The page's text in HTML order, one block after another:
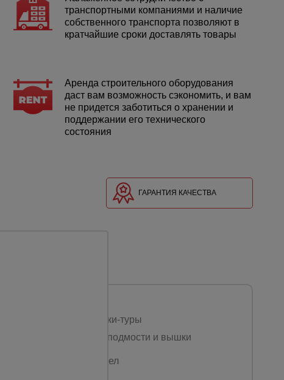
транспортными компаниями и наличие
собственного транспорта позволяют в
кратчайшие сроки доставлять товары
Аренда строительного оборудования
даст вам возможность сэкономить, и вам
не придется заботиться о хранении и
поддержании его технического
состояния
ГАРАНТИЯ КАЧЕСТВА
Стальные вышки-туры
Алюминиевые подмости и вышки
Перейти в раздел